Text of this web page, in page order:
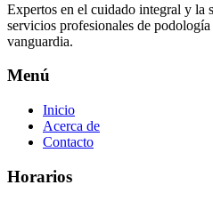
Expertos en el cuidado integral y la
servicios profesionales de
vanguardia.
Menú
Inicio
Acerca de
Contacto
Horarios